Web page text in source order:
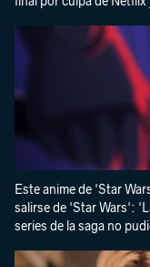
Este anime de 'Star
salirse de 'Star Wars':
series de la saga no